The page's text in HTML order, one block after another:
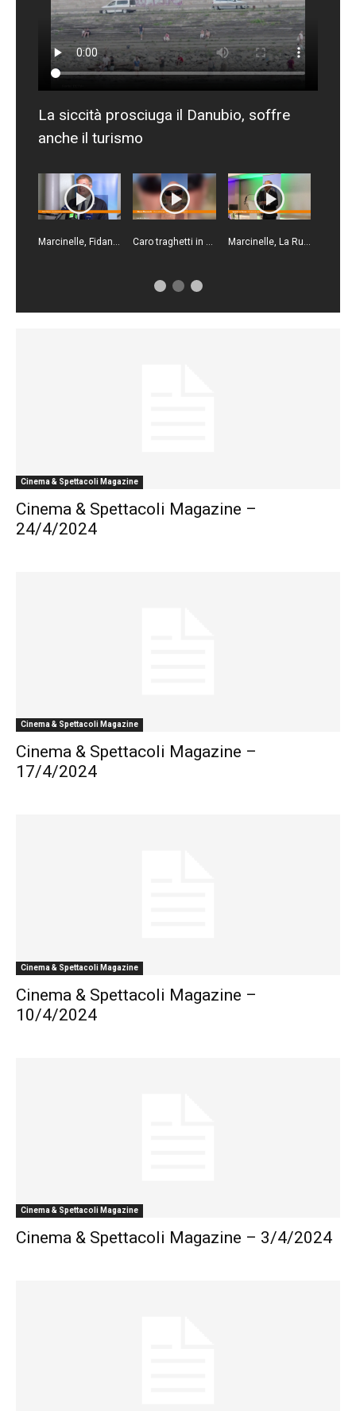
La siccità prosciuga il Danubio, soffre
anche il turismo
Marcinelle, Fidanza "Istituita giornata europea vittime sul lavoro l'8 agosto” Caro traghetti in Sicilia, Mazzocchi "Basta, bisogna fermare questo scempio" Marcinelle, La Russa "Sicurezza sul lavoro sia priorità per tutti"
Cinema & Spettacoli Magazine
Cinema & Spettacoli Magazine –
24/4/2024
Cinema & Spettacoli Magazine
Cinema & Spettacoli Magazine –
17/4/2024
Cinema & Spettacoli Magazine
Cinema & Spettacoli Magazine –
10/4/2024
Cinema & Spettacoli Magazine
Cinema & Spettacoli Magazine – 3/4/2024